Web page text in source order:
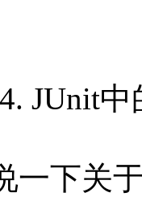
JUnit中
下关于